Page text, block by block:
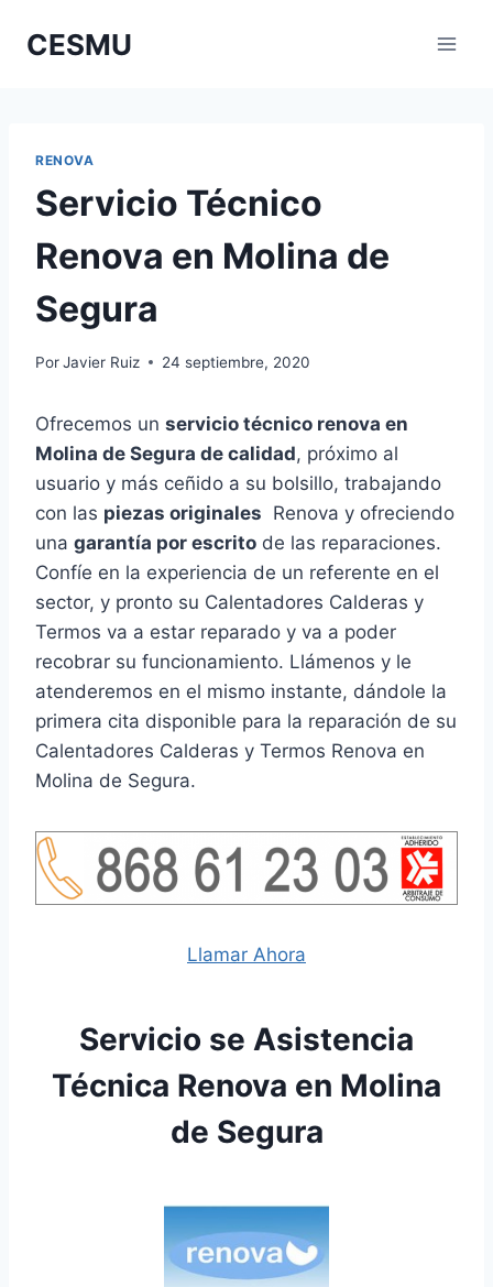
CESMU
RENOVA
Servicio Técnico
Renova en Molina de
Segura
PorJavier Ruiz 24 septiembre, 2020
Ofrecemos un servicio técnico renova en
Molina de Segura de calidad, próximo al
usuario y más ceñido a su bolsillo, trabajando
con las piezas originales Renova y ofreciendo
una garantía por escrito de las reparaciones.
Confíe en la experiencia de un referente en el
sector, y pronto su Calentadores Calderas y
Termos va a estar reparado y va a poder
recobrar su funcionamiento. Llámenos y le
atenderemos en el mismo instante, dándole la
primera cita disponible para la reparación de su
Calentadores Calderas y Termos Renova en
Molina de Segura.
Llamar Ahora
Servicio se Asistencia
Técnica Renova en Molina
de Segura